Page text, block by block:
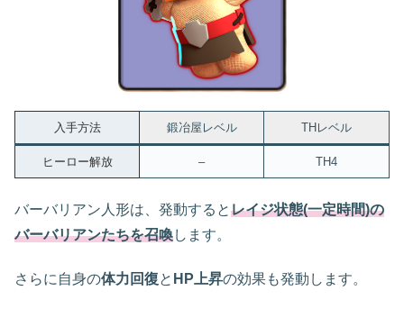
入手方法 鍛冶屋レベル THレベル
ヒーロー解放 – TH4
バーバリアン人形は、発動するとレイジ状態(一定時間)の
バーバリアンたちを召喚します。
さらに自身の体力回復と HP上昇の効果も発動します。